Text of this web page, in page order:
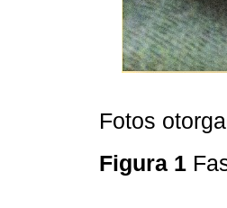
Fotos
Figura 1